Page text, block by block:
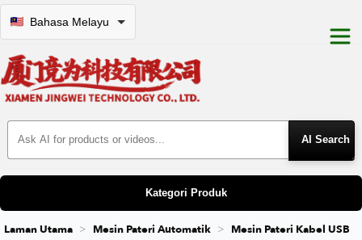
Bahasa Melayu
Search Products
Kategori Produk
Laman Utama Mesin Pateri Automatik Mesin Pateri Kabel USB